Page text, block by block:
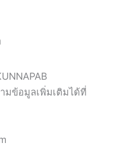
มข้อมูลเพิ่มเติมได้ที่